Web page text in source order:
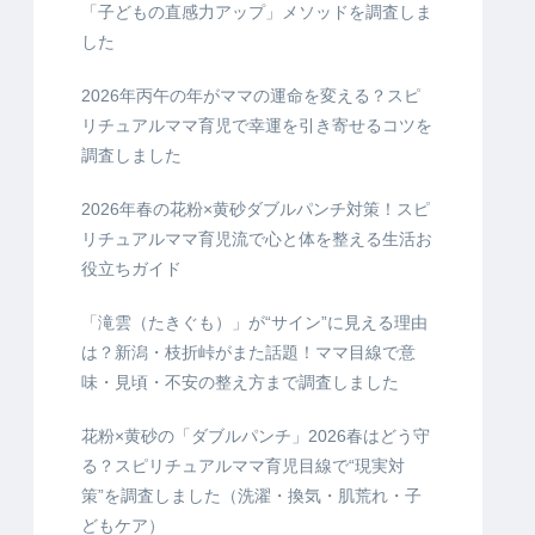
「子どもの直感力アップ」メソッドを調査しま
した
2026年丙午の年がママの運命を変える？スピ
リチュアルママ育児で幸運を引き寄せるコツを
調査しました
2026年春の花粉×黄砂ダブルパンチ対策！スピ
リチュアルママ育児流で心と体を整える生活お
役立ちガイド
「滝雲（たきぐも）」が“サイン”に見える理由
は？新潟・枝折峠がまた話題！ママ目線で意
味・見頃・不安の整え方まで調査しました
花粉×黄砂の「ダブルパンチ」2026春はどう守
る？スピリチュアルママ育児目線で“現実対
策”を調査しました（洗濯・換気・肌荒れ・子
どもケア）